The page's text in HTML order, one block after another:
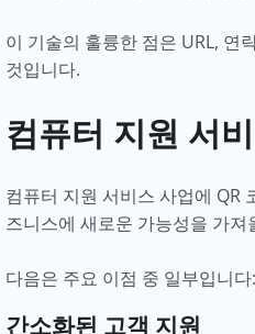
이 기술의 훌륭한 점은 URL, 연
것입니다.
컴퓨터 지원 서
컴퓨터 지원 서비스 사업에 QR
즈니스에 새로운 가능성을 가져
다음은 주요 이점 중 일부입니다:
간소화된 고객 지원